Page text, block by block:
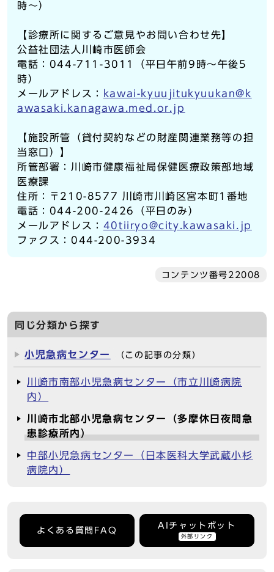
時～）
【診療所に関するご意見やお問い合わせ先】
公益社団法人川崎市医師会
電話：044-711-3011（平日午前9時～午後5
時）
メールアドレス：
kawai-kyuujitukyuukan@k
awasaki.kanagawa.med.or.jp
【施設所管（貸付契約などの財産関連業務等の担
当窓口）】
所管部署：川崎市健康福祉局保健医療政策部地域
医療課
住所：〒210-8577 川崎市川崎区宮本町1番地
電話：044-200-2426（平日のみ）
メールアドレス： 40tiiryo@city.kawasaki.jp
ファクス：044-200-3934
コンテンツ番号22008
同じ分類から探す
小児急病センター （この記事の分類）
川崎市南部小児急病センター（市立川崎病院
内）
川崎市北部小児急病センター（多摩休日夜間急
患診療所内）
中部小児急病センター（日本医科大学武蔵小杉
病院内）
よくある質問FAQ
AIチャットボット
外部リンク